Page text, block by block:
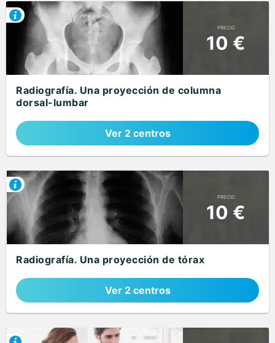
PRECIO
10 €
Radiografía. Una proyección de columna
dorsal-lumbar
Ver 2 centros
PRECIO
10 €
Radiografía. Una proyección de tórax
Ver 2 centros